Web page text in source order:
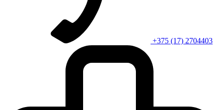
+375 (17) 2704403